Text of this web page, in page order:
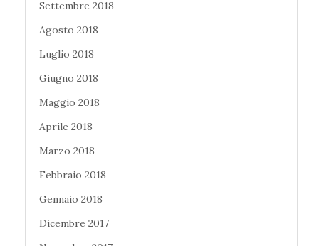
Settembre 2018
Agosto 2018
Luglio 2018
Giugno 2018
Maggio 2018
Aprile 2018
Marzo 2018
Febbraio 2018
Gennaio 2018
Dicembre 2017